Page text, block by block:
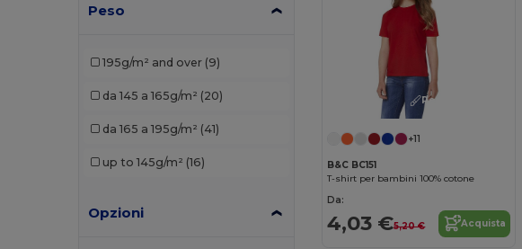
B&C Pro
Carhartt
Peso
195g/m² and over (9)
da 145 a 165g/m² (20)
da 165 a 195g/m² (41)
up to 145g/m² (16)
Opzioni
Personalizzalo!
+11
B&C BC151
T-shirt per bambini 100% cotone
Da:
4,03 €5,20 € Acquista